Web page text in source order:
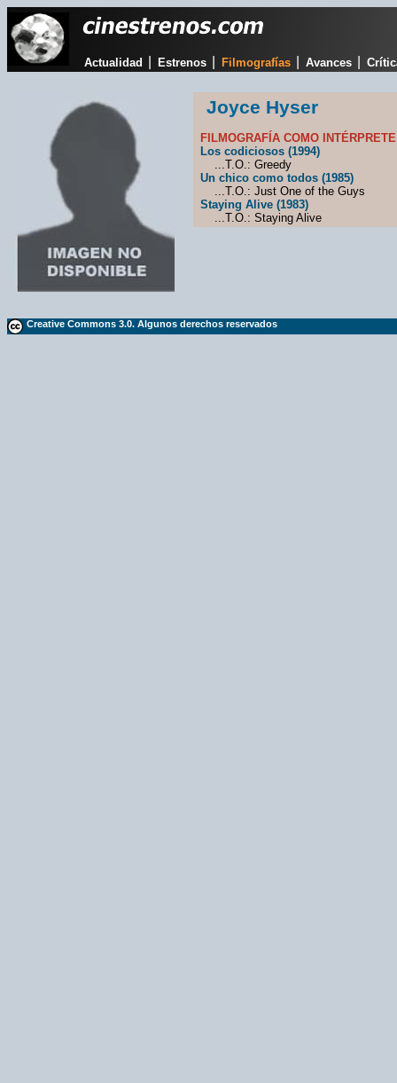
Actualidad Estrenos Filmografías Avances
Joyce Hyser
FILMOGRAFÍA COMO
Los codiciosos (1994)
...T.O.: Greedy
Un chico como todos (1985)
...T.O.: Just One of the Guys
Staying Alive (1983)
...T.O.: Staying Alive
Creative Commons 3.0. Algunos derechos reservados